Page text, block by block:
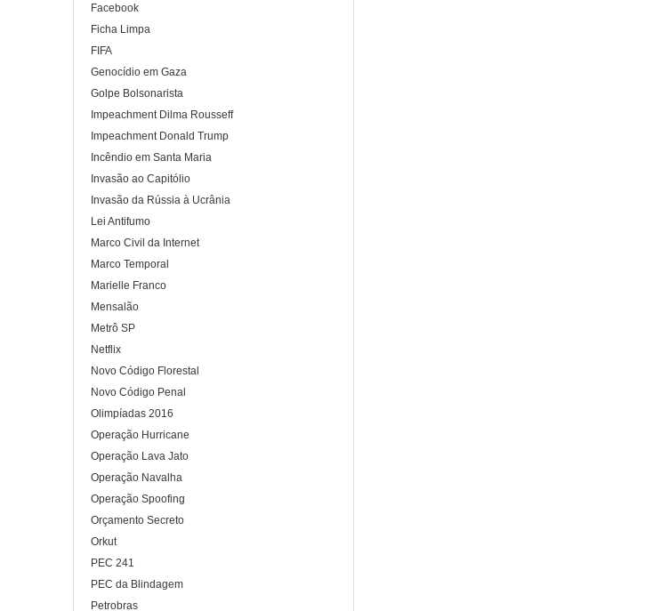
Facebook
Ficha Limpa
FIFA
Genocídio em Gaza
Golpe Bolsonarista
Impeachment Dilma Rousseff
Impeachment Donald Trump
Incêndio em Santa Maria
Invasão ao Capitólio
Invasão da Rússia à Ucrânia
Lei Antifumo
Marco Civil da Internet
Marco Temporal
Marielle Franco
Mensalão
Metrô SP
Netflix
Novo Código Florestal
Novo Código Penal
Olimpíadas 2016
Operação Hurricane
Operação Lava Jato
Operação Navalha
Operação Spoofing
Orçamento Secreto
Orkut
PEC 241
PEC da Blindagem
Petrobras